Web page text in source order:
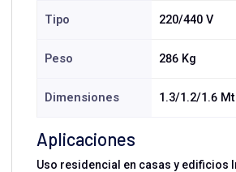
Tipo 220/440 V
Peso 286 Kg
Dimensiones 1.3/1.2/1.6
Aplicaciones
Uso residencial en casas y edificios